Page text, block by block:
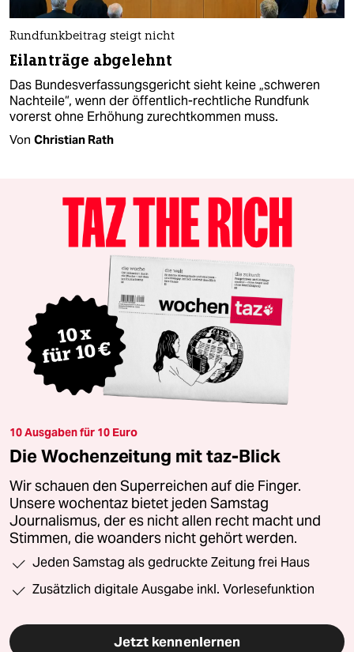
Rundfunkbeitrag steigt nicht
Eilanträge abgelehnt
Das Bundesverfassungsgericht sieht keine „schweren
Nachteile“, wenn der öffentlich-rechtliche Rundfunk
vorerst ohne Erhöhung zurechtkommen muss.
Von Christian Rath
10 Ausgaben für 10 Euro
Die Wochenzeitung mit taz-Blick
Wir schauen den Superreichen auf die Finger.
Unsere wochentaz bietet jeden Samstag
Journalismus, der es nicht allen recht macht und
Stimmen, die woanders nicht gehört werden.
Jeden Samstag als gedruckte Zeitung frei Haus
Zusätzlich digitale Ausgabe inkl. Vorlesefunktion
Jetzt kennenlernen